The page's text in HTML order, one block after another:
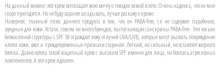
На данный момент этот крем воплащает мою мечту о поездке зимой в лето. Очень надеюсь, что он мне
скоро пригодится. Но не буду заранее загадывать, лучше раскажу о креме.
Наверное, главный плюс данного продукта в том, что он PABA-free, т.е не содержит парабенов,
вредных для кожи. Кстати, совсем не много брендов, выпускающих санскрины PABA-free. Этот лосьон
безмасляной структуры с SPF 50 ограждает кожу от лучей UVA/UVB, которые могут вызвать повреждение
клеток кожи, ожог и преждевременные признаки старения. Легкий, но сильный, не оставляет жирного
блеска. Давно хотела такой защитный крем с высоким SPF именно для лица, но боялась агресивных
компонентов. А этот крем идеален.